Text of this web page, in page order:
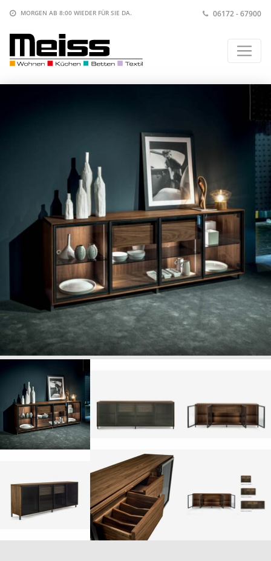
MORGEN AB 8:00 WIEDER FÜR SIE DA. 06172 - 67900